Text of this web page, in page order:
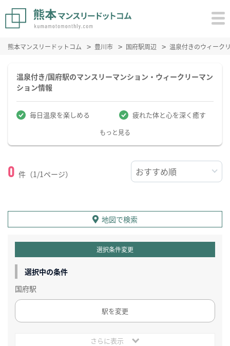
熊本マンスリードットコム 豊川市 国府駅周辺 温泉付きのウィーク
温泉付き/国府駅のマンスリーマンション・ウィークリーマン
ション情報
毎日温泉を楽しめる 疲れた体と心を深く癒す
もっと見る
0 件（1/1ページ）
地図で検索
選択条件変更
選択中の条件
国府駅
駅を変更
さらに表示